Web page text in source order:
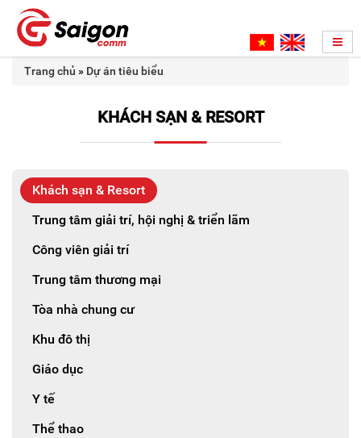
Trang chủ » Dự án tiêu biểu
KHÁCH SẠN & RESORT
Khách sạn & Resort
Trung tâm giải trí, hội nghị & triển lãm
Công viên giải trí
Trung tâm thương mại
Tòa nhà chung cư
Khu đô thị
Giáo dục
Y tế
Thể thao